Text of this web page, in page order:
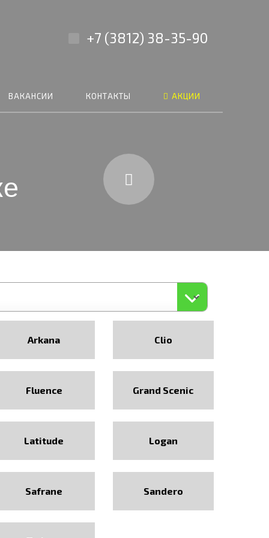
+7 (3812) 38-35-90
ВАКАНСИИ КОНТАКТЫ АКЦИИ
Arkana Clio
Fluence Grand Scenic
Latitude Logan
Safrane Sandero